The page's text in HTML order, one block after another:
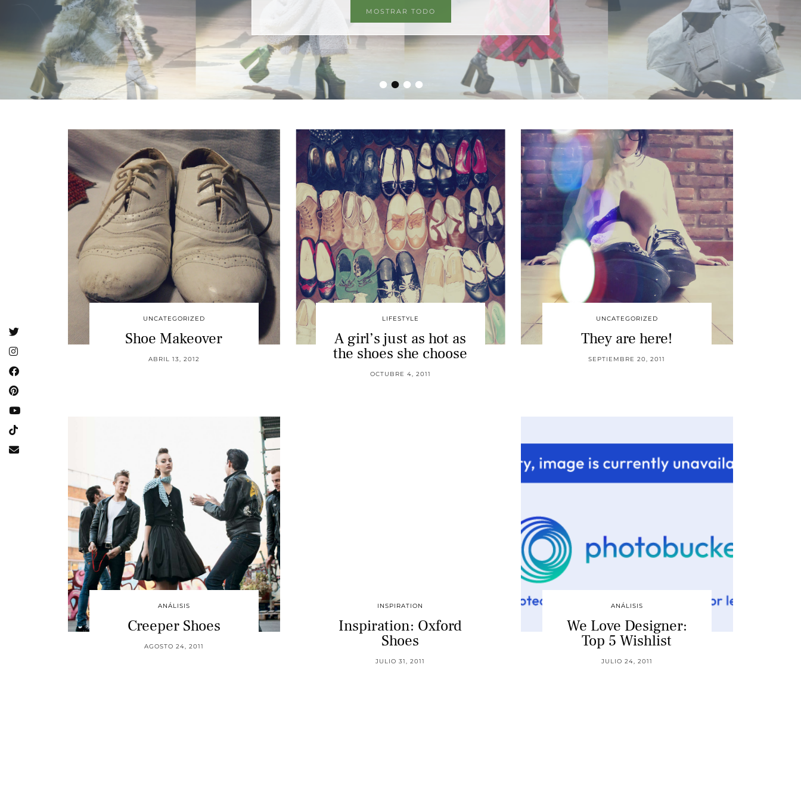
••••
MOSTRAR TODO
UNCATEGORIZED
Shoe Makeover
ABRIL 13, 2012
LIFESTYLE
A girl’s just as hot as
the shoes she choose
OCTUBRE 4, 2011
UNCATEGORIZED
They are here!
SEPTIEMBRE 20, 2011
ANÁLISIS
Creeper Shoes
AGOSTO 24, 2011
INSPIRATION
Inspiration: Oxford
Shoes
JULIO 31, 2011
ANÁLISIS
We Love Designer:
Top 5 Wishlist
JULIO 24, 2011